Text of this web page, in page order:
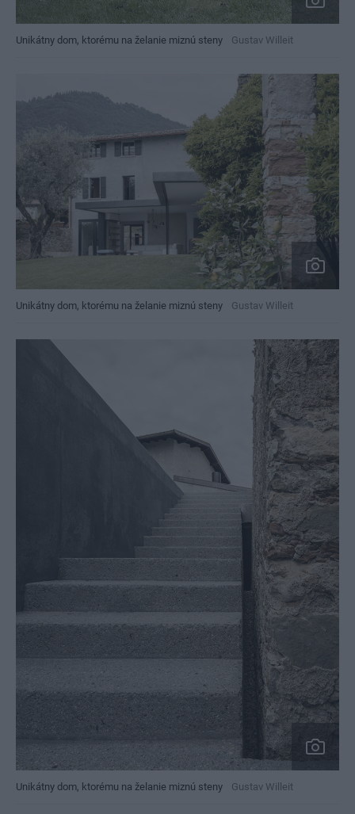
Unikátny dom, ktorému na želanie miznú steny Gustav Willeit
Unikátny dom, ktorému na želanie miznú steny Gustav Willeit
Unikátny dom, ktorému na želanie miznú steny Gustav Willeit